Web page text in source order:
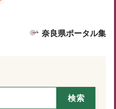
奈良県ポータル集